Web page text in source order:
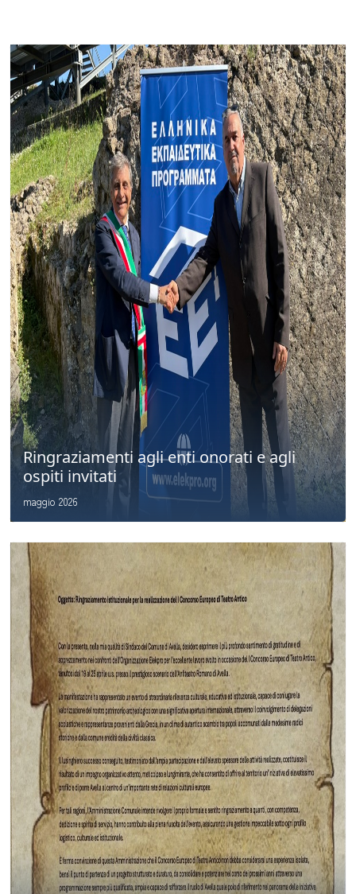
Ringraziamenti agli enti onorati e agli
ospiti invitati
maggio 2026